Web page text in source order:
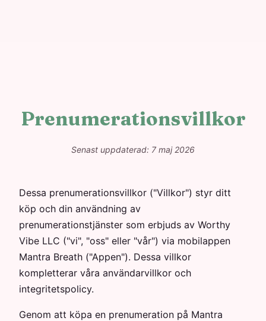
Prenumerationsvillkor
Senast uppdaterad: 7 maj 2026
Dessa prenumerationsvillkor ("Villkor") styr ditt
köp och din användning av
prenumerationstjänster som erbjuds av Worthy
Vibe LLC ("vi", "oss" eller "vår") via mobilappen
Mantra Breath ("Appen"). Dessa villkor
kompletterar våra användarvillkor och
integritetspolicy.
Genom att köpa en prenumeration på Mantra